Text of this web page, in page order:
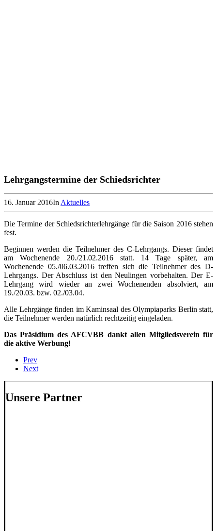
Lehrgangstermine der Schiedsrichter
16. Januar 2016In Aktuelles
Die Termine der Schiedsrichterlehrgänge für die Saison 2016 stehen
fest.
Beginnen werden die Teilnehmer des C-Lehrgangs. Dieser findet
am Wochenende 20./21.02.2016 statt. 14 Tage später, am
Wochenende 05./06.03.2016 treffen sich die Teilnehmer des D-
Lehrgangs. Der Abschluss ist den Neulingen vorbehalten. Der E-
Lehrgang wird wieder an zwei Wochenenden absolviert, am
19./20.03. bzw. 02./03.04.
Alle Lehrgänge finden im Kaminsaal des Olympiaparks Berlin statt,
die Teilnehmer werden natürlich rechtzeitig eingeladen.
Das Präsidium des AFCVBB dankt allen Mitgliedsverein für
die aktive Werbung!
Prev
Next
Unsere Partner